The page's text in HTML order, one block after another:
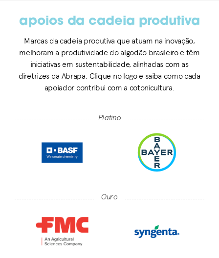
apoios da cadeia produtiva
Marcas da cadeia produtiva que atuam na inovação,
melhoram a produtividade do algodão brasileiro e têm
iniciativas em sustentabilidade, alinhadas com as
diretrizes da Abrapa. Clique no logo e saiba como cada
apoiador contribui com a cotonicultura.
Platino
Ouro